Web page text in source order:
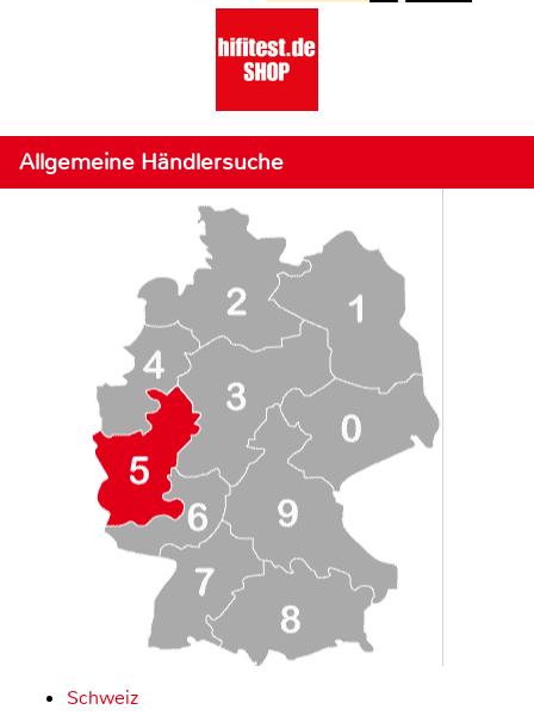
Allgemeine Händlersuche
Schweiz